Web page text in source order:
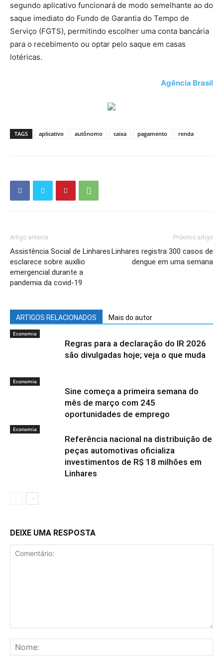
segundo aplicativo funcionará de modo semelhante ao do
saque imediato do Fundo de Garantia do Tempo de
Serviço (FGTS), permitindo escolher uma conta bancária
para o recebimento ou optar pelo saque em casas
lotéricas.
Agência Brasil
TAGS aplicativo autônomo caixa pagamento renda
Artigo anterior
Assistência Social de Linhares
esclarece sobre auxílio
emergencial durante a
pandemia da covid-19
Próximo artigo
Linhares registra 300 casos de
dengue em uma semana
ARTIGOS RELACIONADOS Mais do autor
Economia
Regras para a declaração do IR 2026
são divulgadas hoje; veja o que muda
Economia
Sine começa a primeira semana do
mês de março com 245
oportunidades de emprego
Economia
Referência nacional na distribuição de
peças automotivas oficializa
investimentos de R$ 18 milhões em
Linhares
DEIXE UMA RESPOSTA